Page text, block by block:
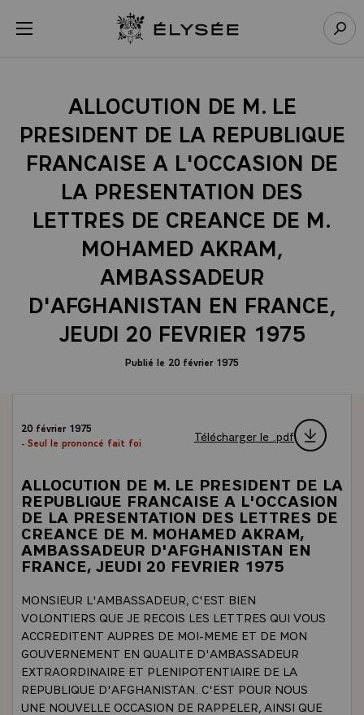
menu Retour à l’accueil Élysée
ALLOCUTION DE M. LE
PRESIDENT DE LA REPUBLIQUE
FRANCAISE A L'OCCASION DE
LA PRESENTATION DES
LETTRES DE CREANCE DE M.
MOHAMED AKRAM,
AMBASSADEUR
D'AFGHANISTAN EN FRANCE,
JEUDI 20 FEVRIER 1975
Publié le 20 février 1975
20 février 1975
- Seul le prononcé fait foi
Télécharger le .pdf
ALLOCUTION DE M. LE PRESIDENT DE LA
REPUBLIQUE FRANCAISE A L'OCCASION
DE LA PRESENTATION DES LETTRES DE
CREANCE DE M. MOHAMED AKRAM,
AMBASSADEUR D'AFGHANISTAN EN
FRANCE, JEUDI 20 FEVRIER 1975
MONSIEUR L'AMBASSADEUR, C'EST BIEN
VOLONTIERS QUE JE RECOIS LES LETTRES QUI VOUS
ACCREDITENT AUPRES DE MOI-MEME ET DE MON
GOUVERNEMENT EN QUALITE D'AMBASSADEUR
EXTRAORDINAIRE ET PLENIPOTENTIAIRE DE LA
REPUBLIQUE D'AFGHANISTAN. C'EST POUR NOUS
UNE NOUVELLE OCCASION DE RAPPELER, AINSI QUE
Panneau de gestion des cookies